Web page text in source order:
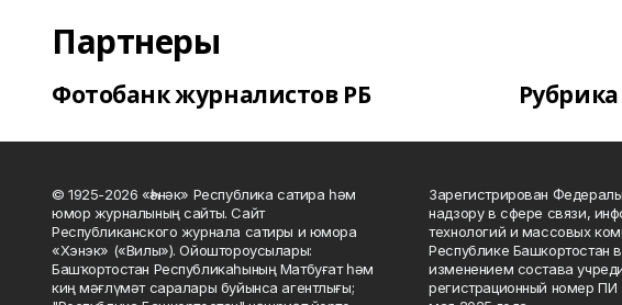
Партнеры
Фотобанк журналистов РБ
© 1925-2026 «Һәнәк» Республика сатира һәм
юмор журналының сайты. Сайт
Республиканского журнала сатиры и юмора
«Хэнэк» («Вилы»). Ойоштороусылары:
Башҡортостан Республикаһының Матбуғат һәм
киң мәғлүмәт саралары буйынса агентлығы;
Зарегистрирован
надзору в сфере связи,
технологий и массовых
Республике Башкортостан
изменением состава
регистрационный номер